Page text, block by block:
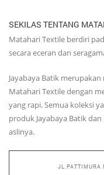
SEKILAS TENTANG
Matahari Textile berdiri
secara eceran dan
Jayabaya Batik
Matahari Textile dengan
yang rapi. Semua koleksi
produk Jayabaya Batik
aslinya.
JL.PATTIMURA